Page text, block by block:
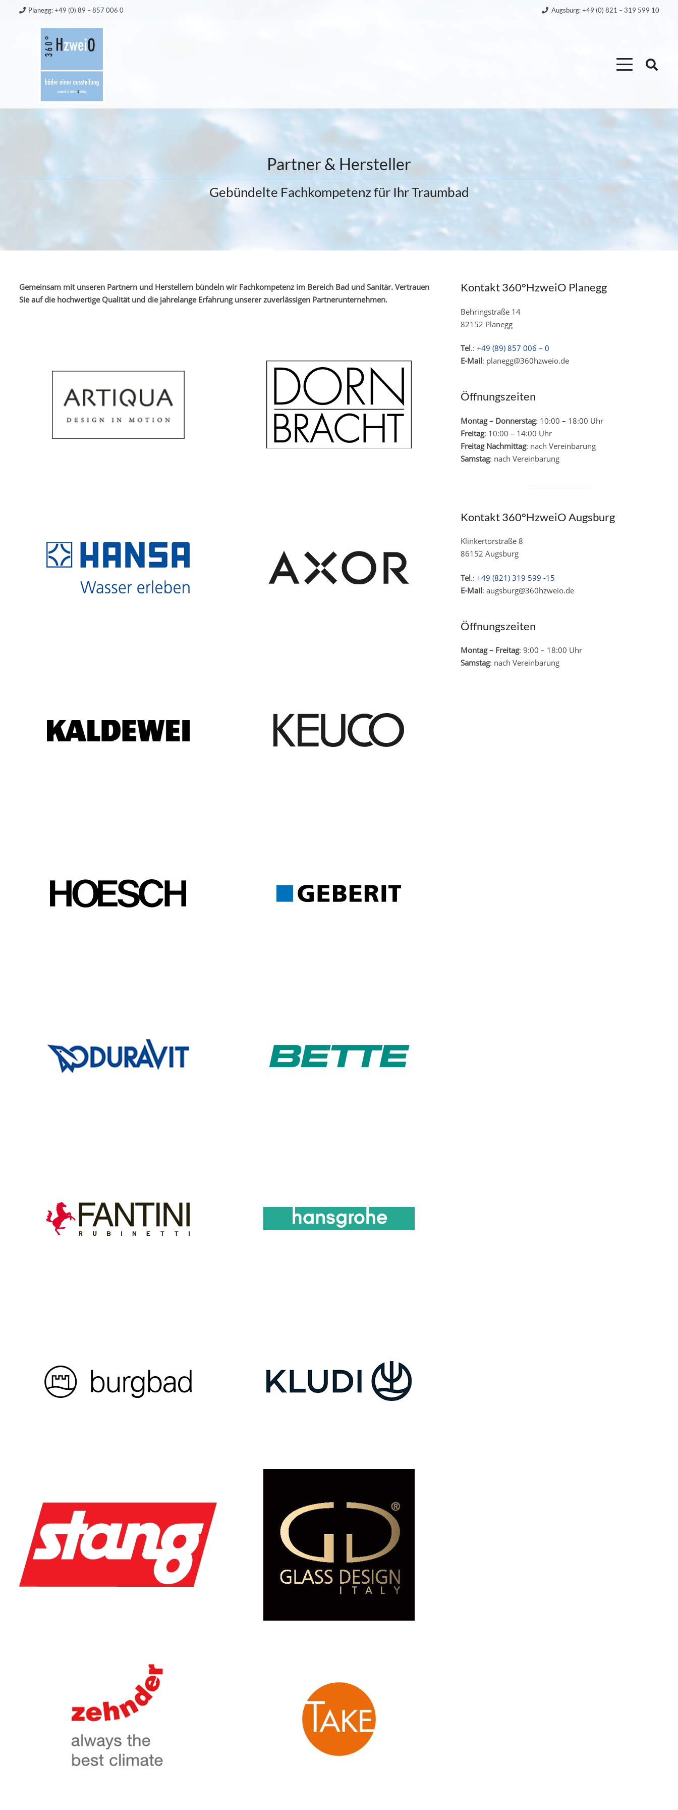
Planegg: +49 (0) 89 – 857 006 0 Augsburg: +49 (0) 821 – 319 599 10
Partner & Hersteller
Gebündelte Fachkompetenz für Ihr Traumbad
Gemeinsam mit unseren Partnern und Herstellern bündeln wir Fachkompetenz im Bereich Bad und Sanitär. Vertrauen
Sie auf die hochwertige Qualität und die jahrelange Erfahrung unserer zuverlässigen Partnerunternehmen.
Kontakt 360°HzweiO Planegg
Behringstraße 14
82152 Planegg
Tel.:+49 (89) 857 006 – 0
E-Mail: planegg@360hzweio.de
Öffnungszeiten
Montag – Donnerstag: 10:00 – 18:00 Uhr
Freitag: 10:00 – 14:00 Uhr
Freitag Nachmittag: nach Vereinbarung
Samstag: nach Vereinbarung
Kontakt 360°HzweiO Augsburg
Klinkertorstraße 8
86152 Augsburg
Tel.:+49 (821) 319 599 -15
E-Mail: augsburg@360hzweio.de
Öffnungszeiten
Montag – Freitag: 9:00 – 18:00 Uhr
Samstag: nach Vereinbarung